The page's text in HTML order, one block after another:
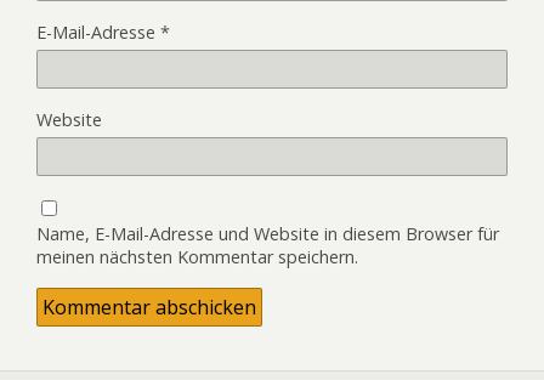
E-Mail-Adresse *
Website
Name, E-Mail-Adresse und Website in diesem Browser für
meinen nächsten Kommentar speichern.